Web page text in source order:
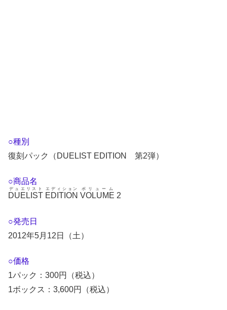
○種別
復刻パック（DUELIST EDITION 第2弾）
○商品名
DUELIST
デュエリスト
EDITION
エディション
VOLUME
ボリューム
2
○発売日
2012年5月12日（土）
○価格
1パック：300円（税込）
1ボックス：3,600円（税込）